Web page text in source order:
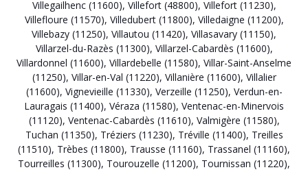
Villegailhenc (11600), Villefort (48800), Villefort (11230),
Villefloure (11570), Villedubert (11800), Villedaigne (11200),
Villebazy (11250), Villautou (11420), Villasavary (11150),
Villarzel-du-Razès (11300), Villarzel-Cabardès (11600),
Villardonnel (11600), Villardebelle (11580), Villar-Saint-Anselme
(11250), Villar-en-Val (11220), Villanière (11600), Villalier
(11600), Vignevieille (11330), Verzeille (11250), Verdun-en-
Lauragais (11400), Véraza (11580), Ventenac-en-Minervois
(11120), Ventenac-Cabardès (11610), Valmigère (11580),
Tuchan (11350), Tréziers (11230), Tréville (11400), Treilles
(11510), Trèbes (11800), Trausse (11160), Trassanel (11160),
Tourreilles (11300), Tourouzelle (11200), Tournissan (11220),